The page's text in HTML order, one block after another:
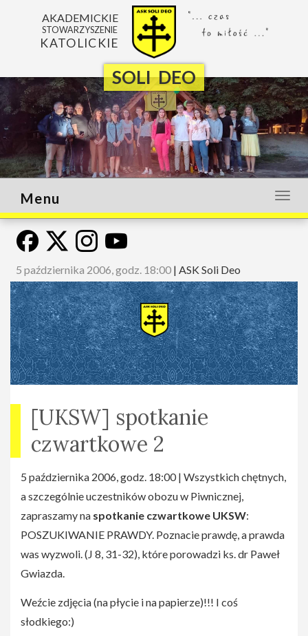
SOLI DEO
AKADEMICKIE
STOWARZYSZENIE
KATOLICKIE
lub
Menu
5 października 2006, godz. 18:00 | ASK Soli Deo
[UKSW] spotkanie
czwartkowe 2
5 października 2006, godz. 18:00 | Wszystkich chętnych,
a szczególnie uczestników obozu w Piwnicznej,
zapraszamy na spotkanie czwartkowe UKSW:
POSZUKIWANIE PRAWDY. Poznacie prawdę, a prawda
was wyzwoli. (J 8, 31-32), które porowadzi ks. dr Paweł
Gwiazda.
Weźcie zdjęcia (na płycie i na papierze)!!! I coś
słodkiego:)